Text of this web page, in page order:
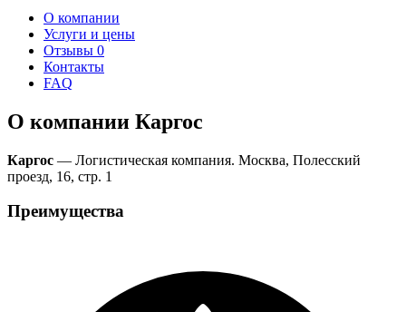
О компании
Услуги и цены
Отзывы 0
Контакты
FAQ
О компании Каргос
Каргос — Логистическая компания. Москва, Полесский
проезд, 16, стр. 1
Преимущества